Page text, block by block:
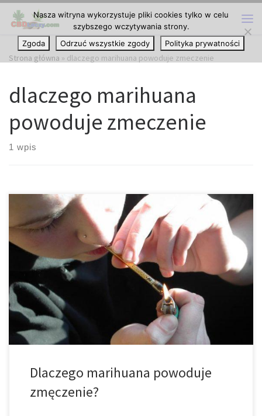
Przejdź do treści
Strona główna » dlaczego marihuana powoduje zmeczenie
dlaczego marihuana
powoduje zmeczenie
1 wpis
Dlaczego palenie marihuany sprawia, że czujesz się zmęczony?
Każdy regularny palacz cannabis doświadczył na pewnym etapie
senności, letargu, a nawet ogólnego braku motywacji po lub w
trakcie palenie marihuany. Wielu użytkowników po prostu wzrusza
ramionami i mówi, że taka jest natura danej odmiany, a niektórzy
mogą uznawać atrybuty te za […]
Dlaczego marihuana powoduje
zmęczenie?
Nasza witryna wykorzystuje pliki cookies tylko w celu
szybszego wczytywania strony.
Zgoda
Odrzuć wszystkie zgody Polityka prywatności